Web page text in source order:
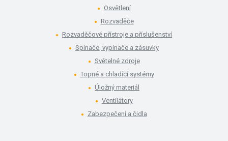
Osvětlení
Rozvaděče
Rozvaděčové přístroje a příslušenství
Spínače, vypínače a zásuvky
Světelné zdroje
Topné a chladící systémy
Úložný materiál
Ventilátory
Zabezpečení a čidla